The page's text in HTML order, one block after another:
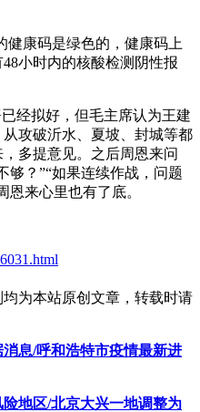
健康码是绿色的，健康码上
小时内的核酸检测阴性报
经拟好，但毛主席认为王建
攻破沂水、夏坡、封城等都
多提意见。之后周恩来问
够？”“如果连续作战，问题
恩来心里也有了底。
为本站原创文章，转载时请
息/呼和浩特市疫情最新进
地区/北京大兴一地调整为